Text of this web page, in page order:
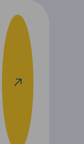
Weiter zu Wer wir